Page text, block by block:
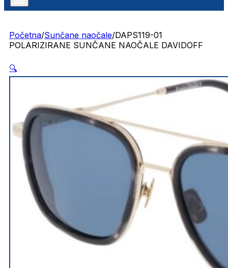
Početna/Sunčane naočale/DAPS119-01
POLARIZIRANE SUNČANE NAOČALE DAVIDOFF
🔍